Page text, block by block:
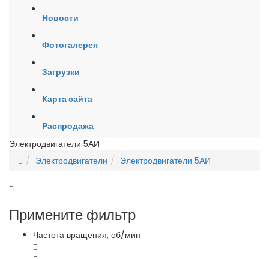
Новости
Фотогалерея
Загрузки
Карта сайта
Распродажа
Электродвигатели 5АИ
Электродвигатели
Электродвигатели 5АИ
Примените фильтр
Частота вращения, об/мин